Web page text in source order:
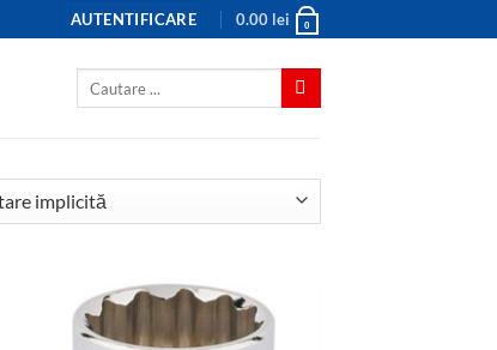
AUTENTIFICARE 0.00 lei 0